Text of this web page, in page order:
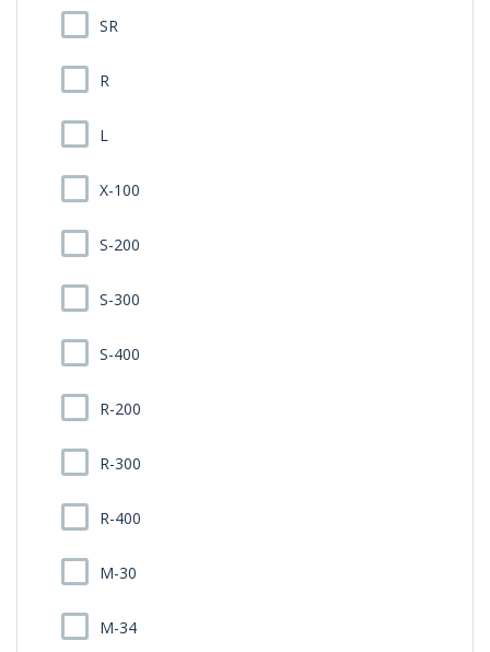
SR
R
L
X-100
S-200
S-300
S-400
R-200
R-300
R-400
M-30
M-34